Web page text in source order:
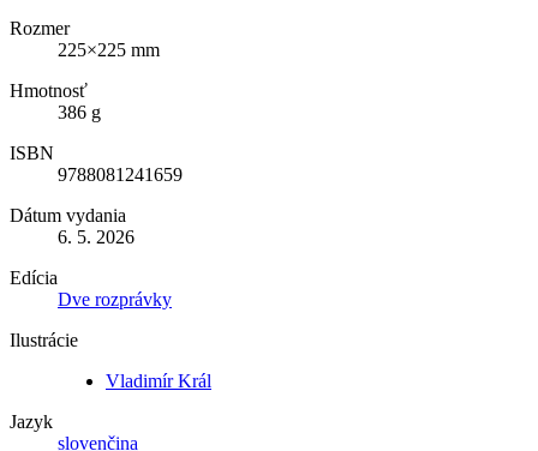
Rozmer
225×225 mm
Hmotnosť
386 g
ISBN
9788081241659
Dátum vydania
6. 5. 2026
Edícia
Dve rozprávky
Ilustrácie
Vladimír Král
Jazyk
slovenčina